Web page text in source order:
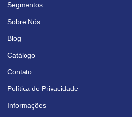
Segmentos
Sobre Nós
Blog
Catálogo
Contato
Política de Privacidade
Informações